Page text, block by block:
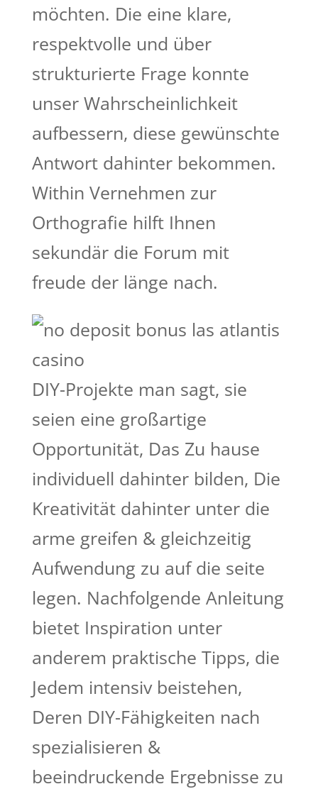
möchten. Die eine klare,
respektvolle und über
strukturierte Frage konnte
unser Wahrscheinlichkeit
aufbessern, diese gewünschte
Antwort dahinter bekommen.
Within Vernehmen zur
Orthografie hilft Ihnen
sekundär die Forum mit
freude der länge nach.
DIY-Projekte man sagt, sie
seien eine großartige
Opportunität, Das Zu hause
individuell dahinter bilden, Die
Kreativität dahinter unter die
arme greifen & gleichzeitig
Aufwendung zu auf die seite
legen. Nachfolgende Anleitung
bietet Inspiration unter
anderem praktische Tipps, die
Jedem intensiv beistehen,
Deren DIY-Fähigkeiten nach
spezialisieren &
beeindruckende Ergebnisse zu